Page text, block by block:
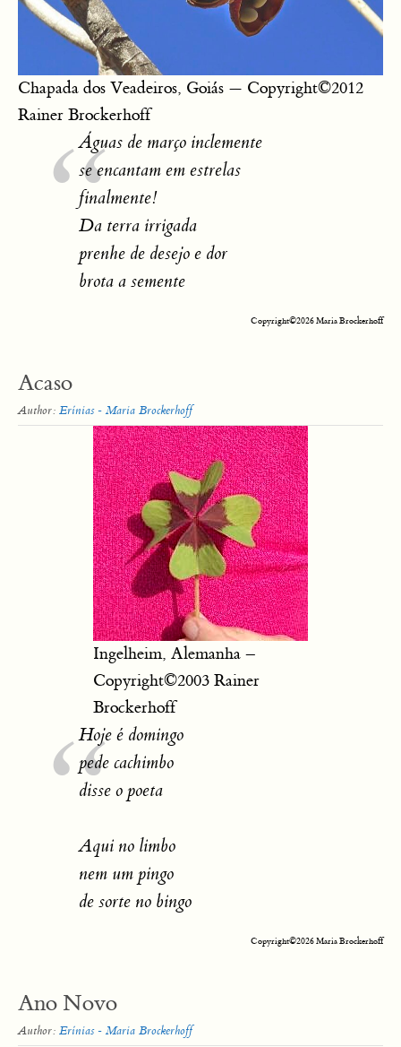
Chapada dos Veadeiros, Goiás — Copyright©2012
Rainer Brockerhoff
Águas de março inclemente
se encantam em estrelas
finalmente!
Da terra irrigada
prenhe de desejo e dor
brota a semente
Copyright©2026 Maria Brockerhoff
Acaso
Author: Erínias - Maria Brockerhoff
Ingelheim, Alemanha –
Copyright©2003 Rainer
Brockerhoff
Hoje é domingo
pede cachimbo
disse o poeta
Aqui no limbo
nem um pingo
de sorte no bingo
Copyright©2026 Maria Brockerhoff
Ano Novo
Author: Erínias - Maria Brockerhoff